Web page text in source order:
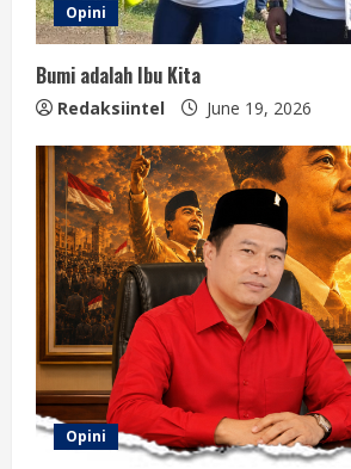
Opini
Bumi adalah Ibu Kita
Redaksiintel June 19, 2026
Opini